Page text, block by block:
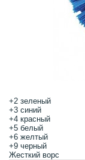
+2 зеленый
+3 синий
+4 красный
+5 белый
+6 желтый
+9 черный
Жесткий ворс